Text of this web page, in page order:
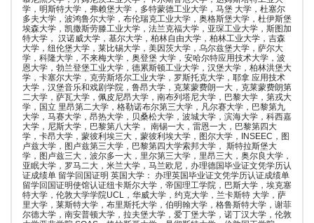
学，明斯特大学，弗赖堡大学，多特蒙德工业大学，马堡 大学，杜塞尔
多夫大学，波鸿鲁尔大学，布伦瑞克工业大学，奥格斯堡大学，杜伊斯堡
埃森大学，凯撒斯劳滕工业大学，法兰克福大学，亚琛工业大学，斯图加
特大学， 汉诺威大学，基尔大学，柏林自由大学，柏林工业大学，吉森
大学，纽伦堡大学，莱比锡大学，美因茨大学，乌尔兹堡大学，萨尔大
学，科隆大学，不来梅大学，奥登堡 大学，安哈尔特应用技术大学，波
恩大学，勃兰登堡工业大学，德累斯顿工业大学，汉堡大学，柏林洪堡大
学，卡塞尔大学，克劳斯塔尔工业大学，罗斯托克大学，耶拿 应用技术
大学，汉堡音乐和戏剧学院，鲁昂大学，克莱蒙费朗一大，克莱蒙费朗第
二大学，萨瓦大学，佩皮尼昂大学，南布列塔尼大学，巴黎大学，第戎大
学，国立 里昂第二大学，格勒诺布尔第三大学，凡尔赛大学，巴黎第九
大学，马赛大学，昂热大学，贝桑松大学，波城大学，滨海大学，科西嘉
大学，尼斯大学，巴黎第八大学， 南锡一大，雷恩一大，巴黎第四大
学，卡昂大学，蒙彼利埃三大，蒙彼利埃大学，图尔大学，INSEEC，图
卢兹大学，图卢兹第三大学，巴黎第四大学索邦大学， 斯特拉斯堡大
学，图卢兹三大，波尔多一大，里尔第三大学，里昂三大，奥尔良大学，
亚眠大学，罗马二大，米兰大学，马兰欧尼，办理德国毕业证文凭学历认
证成绩单 留学回国证明 英国大学： 办理英国毕业证文凭学历认证成绩单
留学回国证明使馆认证纽卡斯尔大学，帝国理工学院，巴斯大学，埃克塞
特大学，伦敦大学学院UCL，华威大学，约克大学，兰卡斯特 大学，萨
里大学，莱斯特大学，布里斯托大学，伯明翰大学，格鲁斯特大学，谢菲
尔德大学，南安普顿大学，拉夫堡大学，爱丁堡大学，诺丁汉大学，伦敦